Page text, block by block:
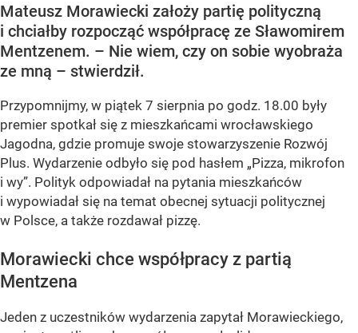
Mateusz Morawiecki założy partię polityczną
i chciałby rozpocząć współpracę ze Sławomirem
Mentzenem. – Nie wiem, czy on sobie wyobraża
ze mną – stwierdził.
Przypomnijmy, w piątek 7 sierpnia po godz. 18.00 były
premier spotkał się z mieszkańcami wrocławskiego
Jagodna, gdzie promuje swoje stowarzyszenie Rozwój
Plus. Wydarzenie odbyło się pod hasłem „Pizza, mikrofon
i wy”. Polityk odpowiadał na pytania mieszkańców
i wypowiadał się na temat obecnej sytuacji politycznej
w Polsce, a także rozdawał pizzę.
Morawiecki chce współpracy z partią
Mentzena
Jeden z uczestników wydarzenia zapytał Morawieckiego,